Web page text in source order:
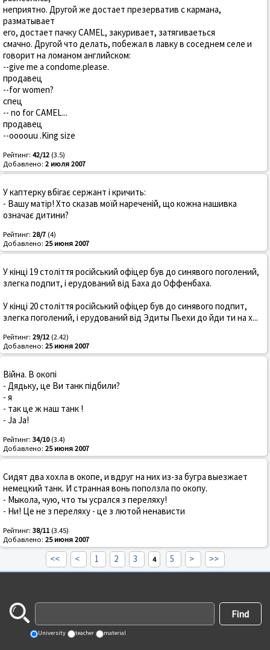
неприятно. Другой же достает презерватив с кармана,
разматывает
его, достает пачку СAMEL, закуривает, затягиваеться
смачно. Другой что делать, побежал в лавку в соседнем селе и
говорит на ломаном английском:
--give me a condome.please.
продавец
--for women?
спец
-- no for CAMEL...
продавец
--oooouu .King size
Рейтинг: 42/12 (3.5)
Добавлено: 2 июля 2007
У каптерку вбігає сержант і кричить:
- Вашу матір! Хто сказав моїй нареченій, що кожна нашивка
означає дитини?
Рейтинг: 28/7 (4)
Добавлено: 25 июня 2007
У кінці 19 століття російський офіцер був до синявого поголений,
злегка подпит, і ерудований від Баха до Оффенбаха.
У кінці 20 століття російський офіцер був до синявого подпит,
злегка поголений, і ерудований від Эдиты Пьехи до йди ти на х...
Рейтинг: 29/12 (2.42)
Добавлено: 25 июня 2007
Війна. В окопі
- Дядьку, це Ви танк підбили?
- я
- так це ж наш танк !
- Ja Ja!
Рейтинг: 34/10(3.4)
Добавлено: 25 июня 2007
Сидят два хохла в окопе, и вдруг на них из-за бугра выезжает
немецкий танк. И странная вонь поползла по окопу.
- Мыкола, чую, что ты усрался з переляху!
- Ни! Це не з переляху - це з лютой ненависти
Рейтинг: 38/11 (3.45)
Добавлено: 25 июня 2007
<< < 1 2 3 4 5 > >>
University teacher material